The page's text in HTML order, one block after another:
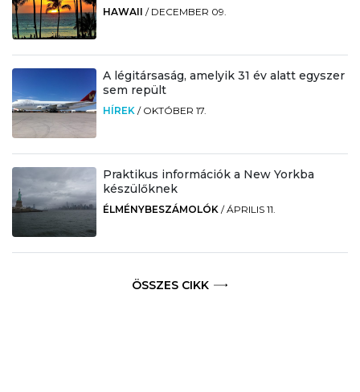
HAWAII / DECEMBER 09.
A légitársaság, amelyik 31 év alatt egyszer
sem repült
HÍREK / OKTÓBER 17.
Praktikus információk a New Yorkba
készülőknek
ÉLMÉNYBESZÁMOLÓK /ÁPRILIS 11.
ÖSSZES CIKK